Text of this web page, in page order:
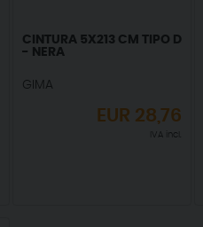
CINTURA 5X213 CM TIPO D
- NERA
GIMA
EUR 28,76
IVA incl.